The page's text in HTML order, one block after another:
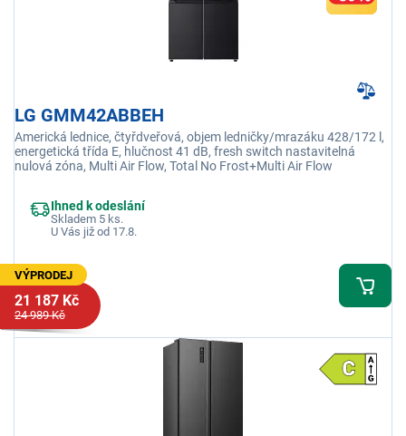
LG GMM42ABBEH
Americká lednice, čtyřdveřová, objem ledničky/mrazáku 428/172 l,
energetická třída E, hlučnost 41 dB, fresh switch nastavitelná
nulová zóna, Multi Air Flow, Total No Frost+Multi Air Flow
Ihned k odeslání
Skladem 5 ks.
U Vás již od 17.8.
VÝPRODEJ
21 187 Kč
24 989 Kč